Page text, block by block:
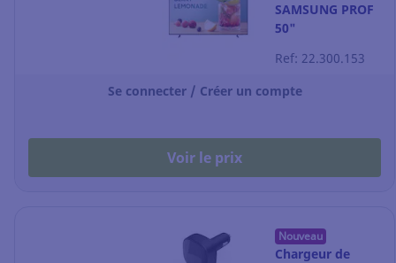
SAMSUNG PROF
50"
Ref: 22.300.153
Se connecter / Créer un compte
Voir le prix
Nouveau
Chargeur de